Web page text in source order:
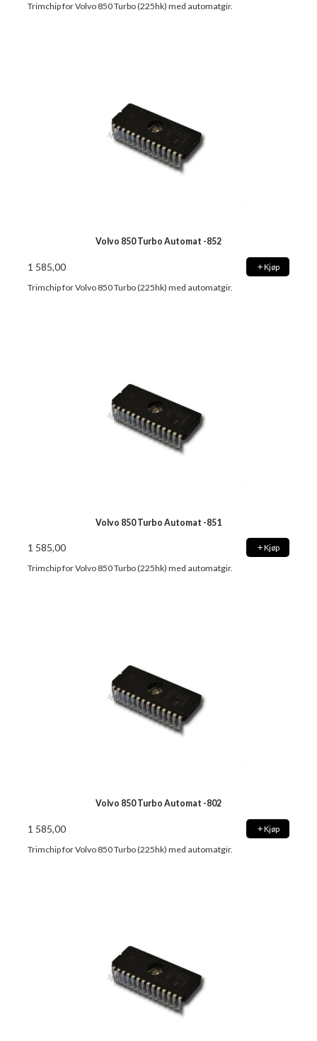
Trimchip for Volvo 850 Turbo (225hk) med automatgir.
Volvo 850 Turbo Automat -852
1 585,00 Kjøp
Trimchip for Volvo 850 Turbo (225hk) med automatgir.
Volvo 850 Turbo Automat -851
1 585,00 Kjøp
Trimchip for Volvo 850 Turbo (225hk) med automatgir.
Volvo 850 Turbo Automat -802
1 585,00 Kjøp
Trimchip for Volvo 850 Turbo (225hk) med automatgir.